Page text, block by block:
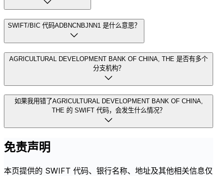
SWIFT/BIC 代码ADBNCNBJNN1 是什么意思？
AGRICULTURAL DEVELOPMENT BANK OF CHINA, THE 是否有多个
分支机构？
如果我用错了AGRICULTURAL DEVELOPMENT BANK OF CHINA,
THE 的 SWIFT 代码，会发生什么情况？
免责声明
本页提供的 SWIFT 代码、银行名称、地址及其他相关信息仅